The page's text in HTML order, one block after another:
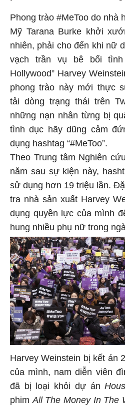
Phong trào #MeToo do nhà
Mỹ Tarana Burke khởi
nhiên, phải cho đến khi nữ
vạch trần vụ bê bối
Hollywood” Harvey
phong trào này mới thực
tải dòng trạng thái trên
những nạn nhân từng bị
tình dục hãy dũng cảm
dụng hashtag “#MeToo”.
Theo Trung tâm Nghiên
năm sau sự kiện này,
sử dụng hơn 19 triệu lần.
tra nhà sản xuất Harvey
dụng quyền lực của mình
hung nhiều phụ nữ trong
Harvey Weinstein bị kết án
của mình, nam diễn viên
đã bị loại khỏi dự án
phim All The Money In The